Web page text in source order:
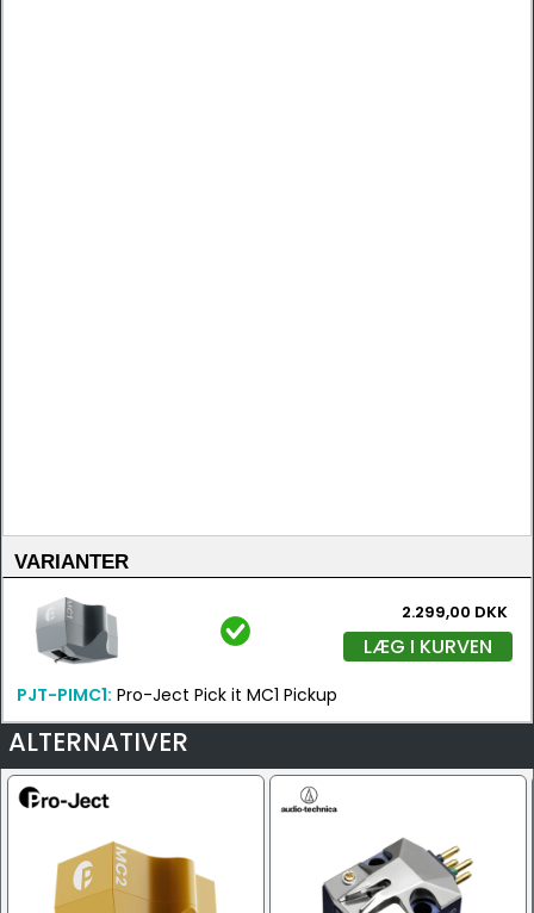
VARIANTER
2.299,00 DKK
LÆG I KURVEN
PJT-PIMC1: Pro-Ject Pick it MC1 Pickup
ALTERNATIVER